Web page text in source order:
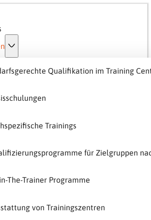
Qualifikation im Training
Trainings
für Zielgruppen
The-Trainer Programme
von Trainingszentren